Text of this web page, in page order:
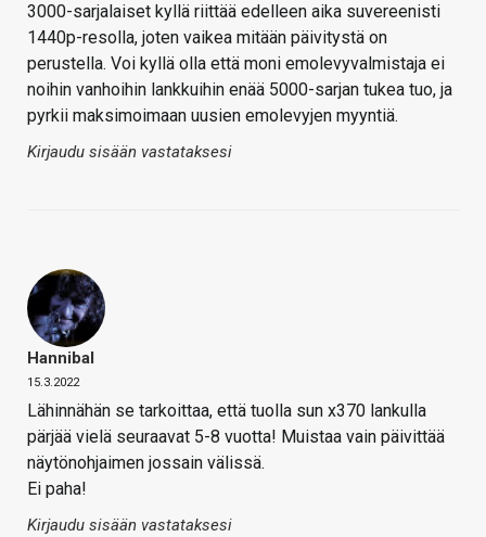
3000-sarjalaiset kyllä riittää edelleen aika suvereenisti
1440p-resolla, joten vaikea mitään päivitystä on
perustella. Voi kyllä olla että moni emolevyvalmistaja ei
noihin vanhoihin lankkuihin enää 5000-sarjan tukea tuo, ja
pyrkii maksimoimaan uusien emolevyjen myyntiä.
Kirjaudu sisään vastataksesi
Hannibal
15.3.2022
Lähinnähän se tarkoittaa, että tuolla sun x370 lankulla
pärjää vielä seuraavat 5-8 vuotta! Muistaa vain päivittää
näytönohjaimen jossain välissä.
Ei paha!
Kirjaudu sisään vastataksesi